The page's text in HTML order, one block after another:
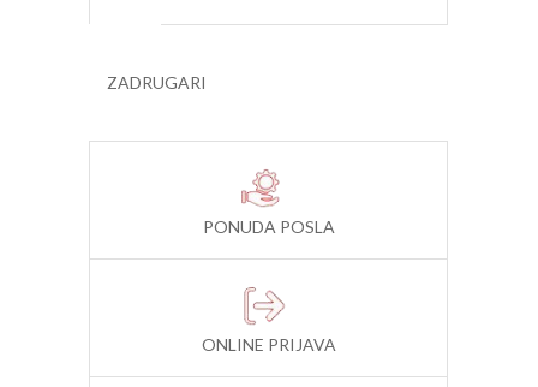
ZADRUGARI
PONUDA POSLA
ONLINE PRIJAVA